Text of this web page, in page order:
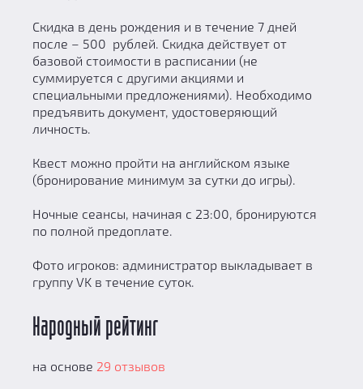
Скидка в день рождения и в течение 7 дней
после – 500 рублей. Скидка действует от
базовой стоимости в расписании (не
суммируется с другими акциями и
специальными предложениями). Необходимо
предъявить документ, удостоверяющий
личность.
Квест можно пройти на английском языке
(бронирование минимум за сутки до игры).
Ночные сеансы, начиная с 23:00, бронируются
по полной предоплате.
Фото игроков: администратор выкладывает в
группу VK в течение суток.
Народный рейтинг
на основе 29 отзывов